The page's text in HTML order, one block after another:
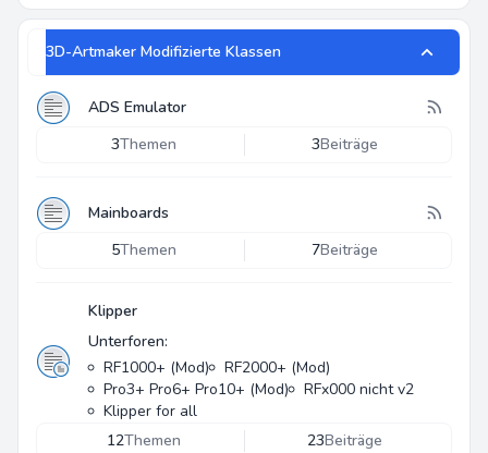
3D-Artmaker Modifizierte Klassen
ADS Emulator
3Themen 3Beiträge
Mainboards
5Themen 7Beiträge
Klipper
Unterforen:
RF1000+ (Mod)
RF2000+ (Mod)
Pro3+ Pro6+ Pro10+ (Mod)
RFx000 nicht v2
Klipper for all
12Themen 23Beiträge